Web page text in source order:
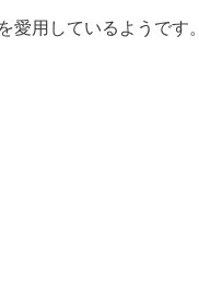
愛用しているようです。